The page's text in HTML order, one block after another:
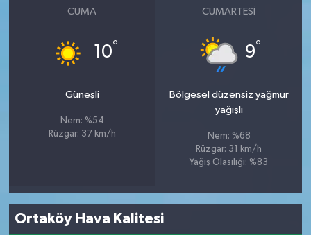
CUMA
10°
Güneşli
Nem: %54
Rüzgar: 37 km/h
CUMARTESI
9°
Bölgesel düzensiz yağmur
yağışlı
Nem: %68
Rüzgar: 31 km/h
Yağış Olasılığı: %83
Ortaköy Hava Kalitesi